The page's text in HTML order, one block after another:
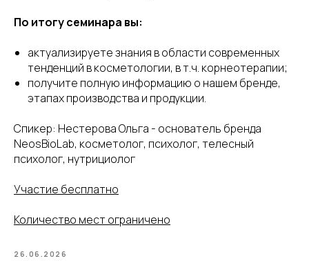
По итогу семинара вы:
актуализируете знания в области современных
тенденций в косметологии, в т.ч. корнеотерапии;
получите полную информацию о нашем бренде,
этапах производства и продукции.
Спикер: Нестерова Ольга - основатель бренда
NeosBioLab, косметолог, психолог, телесный
психолог, нутрициолог
Участие бесплатно
Количество мест ограничено
26.06.2026